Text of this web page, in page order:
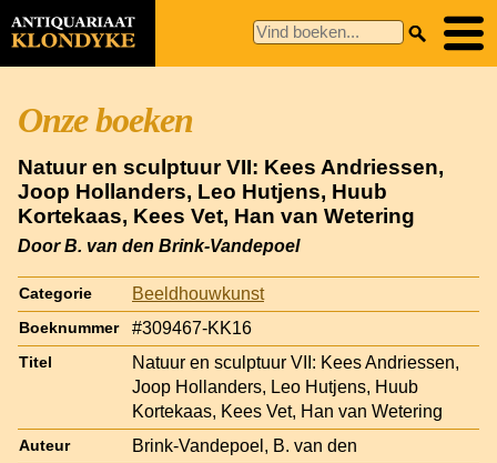
Onze boeken
Natuur en sculptuur VII: Kees Andriessen,
Joop Hollanders, Leo Hutjens, Huub
Kortekaas, Kees Vet, Han van Wetering
Door B. van den Brink-Vandepoel
Categorie Beeldhouwkunst
Boeknummer #309467-KK16
Titel
Natuur en sculptuur VII: Kees Andriessen,
Joop Hollanders, Leo Hutjens, Huub
Kortekaas, Kees Vet, Han van Wetering
Auteur Brink-Vandepoel, B. van den